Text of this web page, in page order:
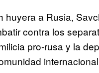
huyera a Rusia,
contra los
pro-rusa y la